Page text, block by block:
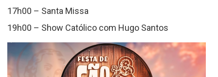
17h00 – Santa Missa
19h00 – Show Católico com Hugo Santos